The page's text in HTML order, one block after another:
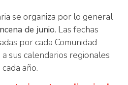
se organiza por lo general
de junio. Las fechas
por cada Comunidad
sus calendarios regionales
año.